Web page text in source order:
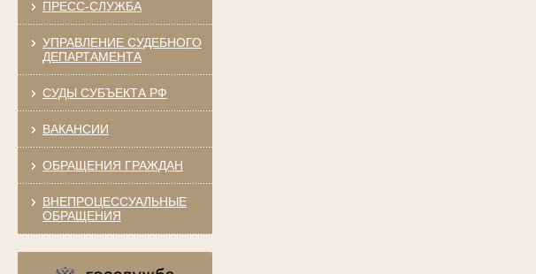
ПРЕСС-СЛУЖБА
УПРАВЛЕНИЕ СУДЕБНОГО
ДЕПАРТАМЕНТА
СУДЫ СУБЪЕКТА РФ
ВАКАНСИИ
ОБРАЩЕНИЯ ГРАЖДАН
ВНЕПРОЦЕССУАЛЬНЫЕ
ОБРАЩЕНИЯ